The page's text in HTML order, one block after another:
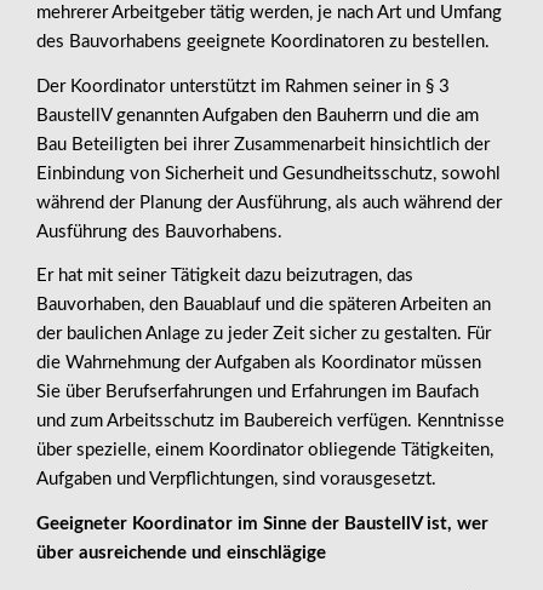
mehrerer Arbeitgeber tätig werden, je nach Art und Umfang
des Bauvorhabens geeignete Koordinatoren zu bestellen.
Der Koordinator unterstützt im Rahmen seiner in § 3
BaustellV genannten Aufgaben den Bauherrn und die am
Bau Beteiligten bei ihrer Zusammenarbeit hinsichtlich der
Einbindung von Sicherheit und Gesundheitsschutz, sowohl
während der Planung der Ausführung, als auch während der
Ausführung des Bauvorhabens.
Er hat mit seiner Tätigkeit dazu beizutragen, das
Bauvorhaben, den Bauablauf und die späteren Arbeiten an
der baulichen Anlage zu jeder Zeit sicher zu gestalten. Für
die Wahrnehmung der Aufgaben als Koordinator müssen
Sie über Berufserfahrungen und Erfahrungen im Baufach
und zum Arbeitsschutz im Baubereich verfügen. Kenntnisse
über spezielle, einem Koordinator obliegende Tätigkeiten,
Aufgaben und Verpflichtungen, sind vorausgesetzt.
Geeigneter Koordinator im Sinne der BaustellV ist, wer
über ausreichende und einschlägige